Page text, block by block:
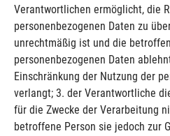
Verantwortlichen ermöglicht, die
personenbezogenen Daten zu
unrechtmäßig ist und die
personenbezogenen Daten
Einschränkung der Nutzung der
verlangt; 3. der Verantwortliche
für die Zwecke der Verarbeitung
betroffene Person sie jedoch zur